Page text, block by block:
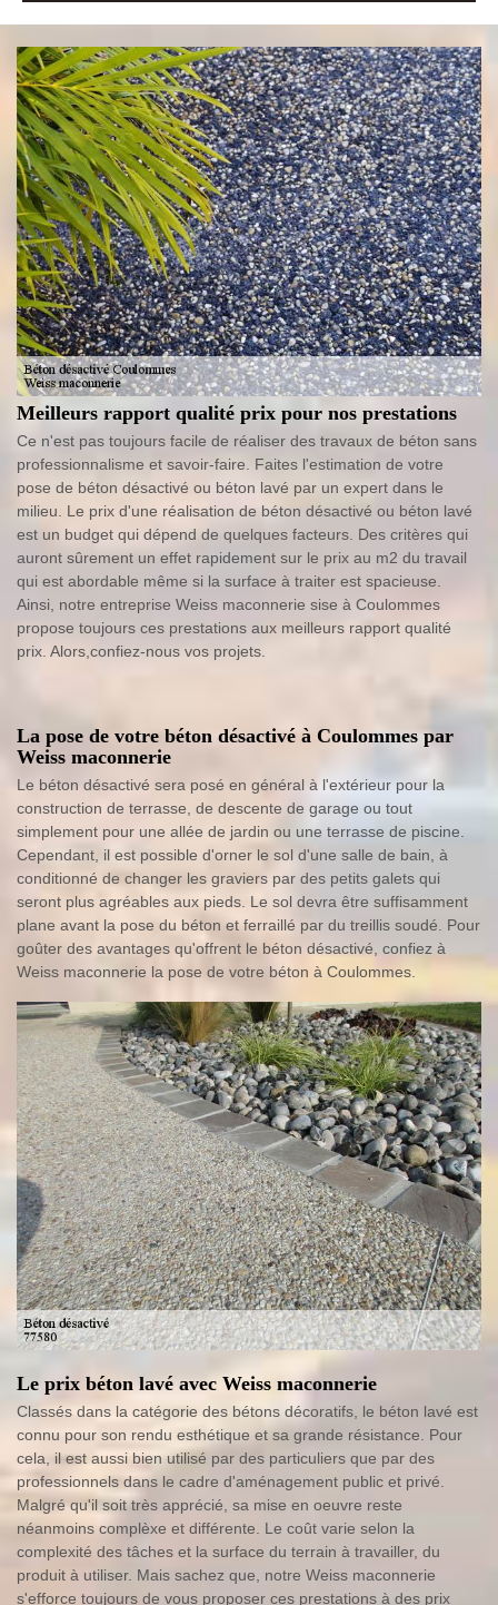
Meilleurs rapport qualité prix pour nos prestations
Ce n'est pas toujours facile de réaliser des travaux de béton sans
professionnalisme et savoir-faire. Faites l'estimation de votre
pose de béton désactivé ou béton lavé par un expert dans le
milieu. Le prix d'une réalisation de béton désactivé ou béton lavé
est un budget qui dépend de quelques facteurs. Des critères qui
auront sûrement un effet rapidement sur le prix au m2 du travail
qui est abordable même si la surface à traiter est spacieuse.
Ainsi, notre entreprise Weiss maconnerie sise à Coulommes
propose toujours ces prestations aux meilleurs rapport qualité
prix. Alors,confiez-nous vos projets.
La pose de votre béton désactivé à Coulommes par
Weiss maconnerie
Le béton désactivé sera posé en général à l'extérieur pour la
construction de terrasse, de descente de garage ou tout
simplement pour une allée de jardin ou une terrasse de piscine.
Cependant, il est possible d'orner le sol d'une salle de bain, à
conditionné de changer les graviers par des petits galets qui
seront plus agréables aux pieds. Le sol devra être suffisamment
plane avant la pose du béton et ferraillé par du treillis soudé. Pour
goûter des avantages qu'offrent le béton désactivé, confiez à
Weiss maconnerie la pose de votre béton à Coulommes.
Le prix béton lavé avec Weiss maconnerie
Classés dans la catégorie des bétons décoratifs, le béton lavé est
connu pour son rendu esthétique et sa grande résistance. Pour
cela, il est aussi bien utilisé par des particuliers que par des
professionnels dans le cadre d'aménagement public et privé.
Malgré qu'il soit très apprécié, sa mise en oeuvre reste
néanmoins complèxe et différente. Le coût varie selon la
complexité des tâches et la surface du terrain à travailler, du
produit à utiliser. Mais sachez que, notre Weiss maconnerie
s'efforce toujours de vous proposer ces prestations à des prix